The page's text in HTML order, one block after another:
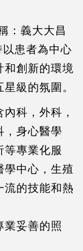
：義大大昌
患者為中心
和創新的環境
級的氛圍。
科，外科，
，身心醫學
等專業化服
學中心，生殖
流的技能和熱
業妥善的照